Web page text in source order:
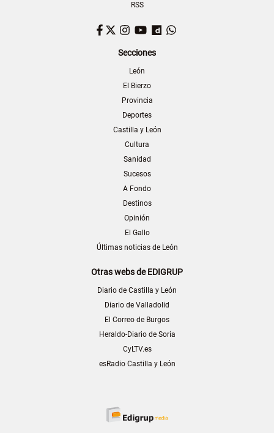
RSS
Facebook
TwitterInstagram
YouTubeDailymotion
Secciones
León
El Bierzo
Provincia
Deportes
Castilla y León
Cultura
Sanidad
Sucesos
A Fondo
Destinos
Opinión
El Gallo
Últimas noticias de León
Otras webs de EDIGRUP
Diario de Castilla y León
Diario de Valladolid
El Correo de Burgos
Heraldo-Diario de Soria
CyLTV.es
esRadio Castilla y León